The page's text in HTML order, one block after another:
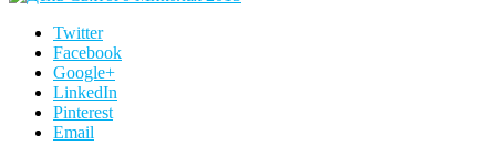
Twitter
Facebook
Google+
LinkedIn
Pinterest
Email